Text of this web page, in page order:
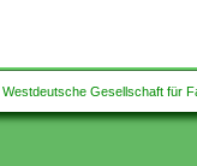
Westdeutsche Gesellschaft für